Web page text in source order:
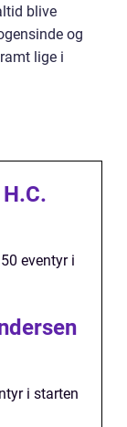
blive
og
lige i
eventyr i
i starten